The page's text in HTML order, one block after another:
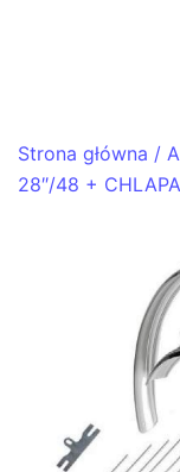
Strona główna /
28″/48 +